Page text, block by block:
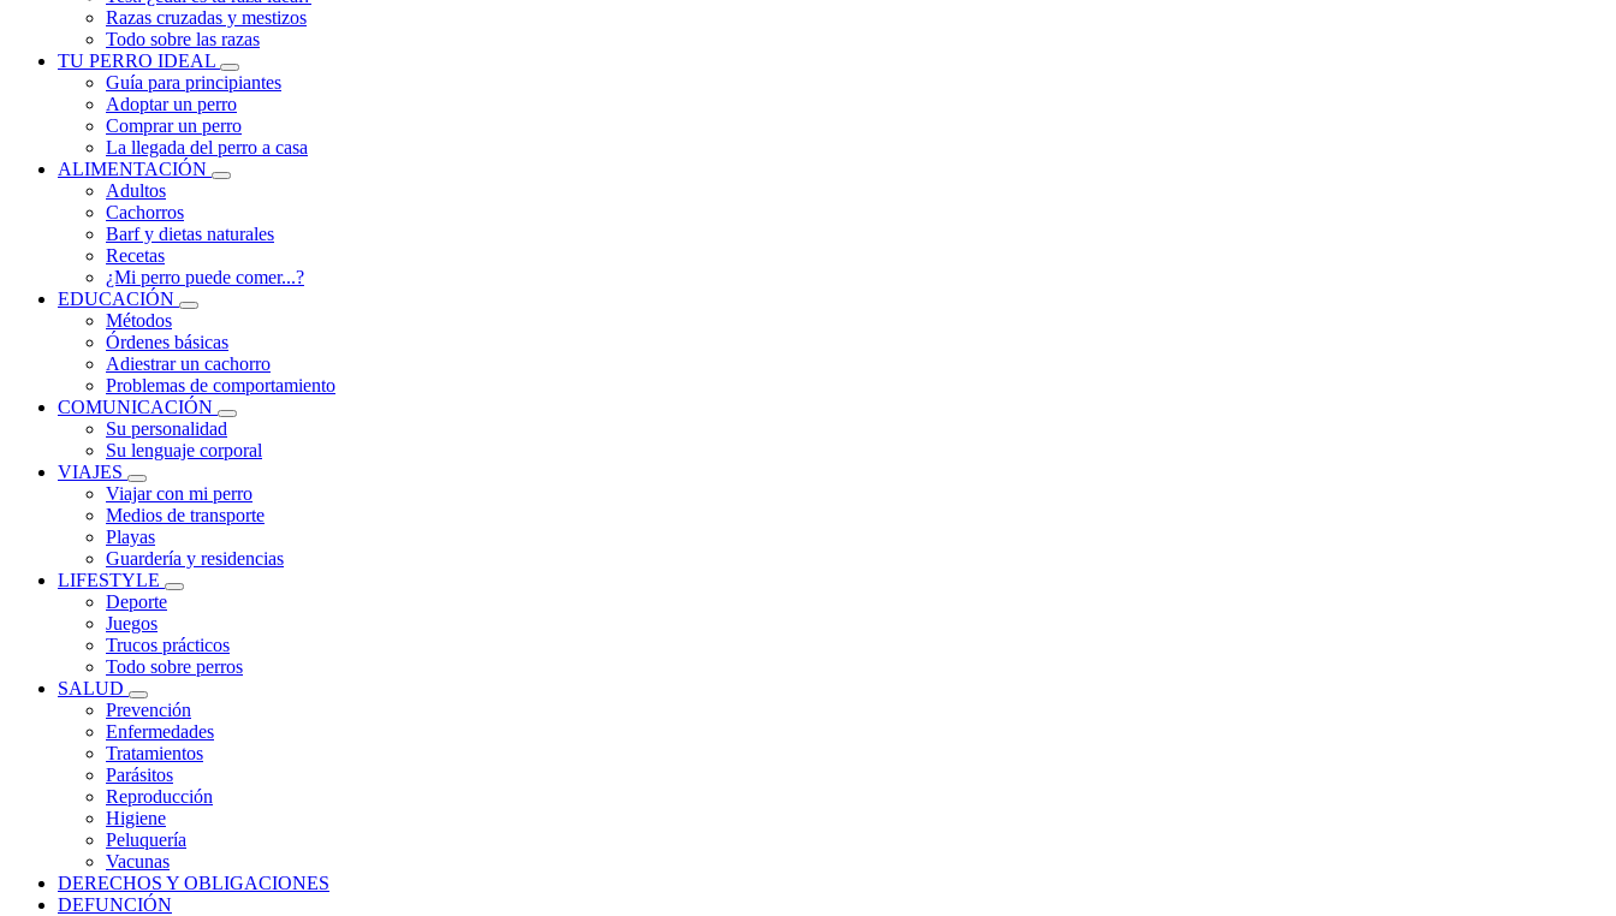
Razas cruzadas y mestizos
Todo sobre las razas
TU PERRO IDEAL
Guía para principiantes
Adoptar un perro
Comprar un perro
La llegada del perro a casa
ALIMENTACIÓN
Adultos
Cachorros
Barf y dietas naturales
Recetas
¿Mi perro puede comer...?
EDUCACIÓN
Métodos
Órdenes básicas
Adiestrar un cachorro
Problemas de comportamiento
COMUNICACIÓN
Su personalidad
Su lenguaje corporal
VIAJES
Viajar con mi perro
Medios de transporte
Playas
Guardería y residencias
LIFESTYLE
Deporte
Juegos
Trucos prácticos
Todo sobre perros
SALUD
Prevención
Enfermedades
Tratamientos
Parásitos
Reproducción
Higiene
Peluquería
Vacunas
DERECHOS Y OBLIGACIONES
DEFUNCIÓN